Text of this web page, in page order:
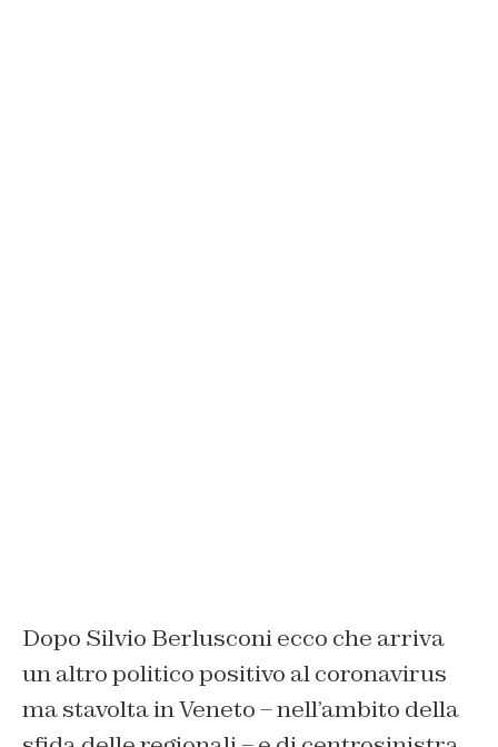
Dopo Silvio Berlusconi ecco che arriva
un altro politico positivo al coronavirus
ma stavolta in Veneto – nell’ambito della